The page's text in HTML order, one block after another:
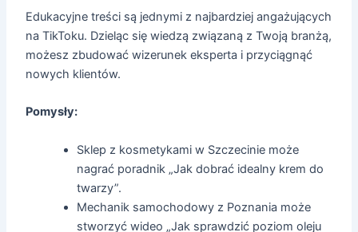
Edukacyjne treści są jednymi z najbardziej angażujących
na TikToku. Dzieląc się wiedzą związaną z Twoją branżą,
możesz zbudować wizerunek eksperta i przyciągnąć
nowych klientów.
Pomysły:
Sklep z kosmetykami w Szczecinie może
nagrać poradnik „Jak dobrać idealny krem do
twarzy”.
Mechanik samochodowy z Poznania może
stworzyć wideo „Jak sprawdzić poziom oleju